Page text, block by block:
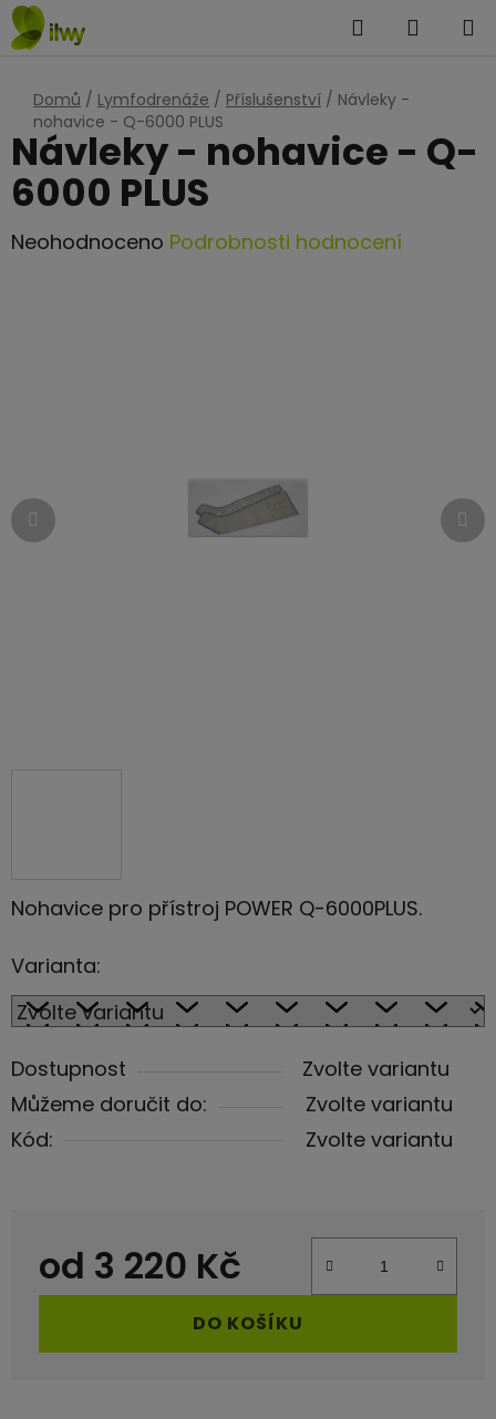
Přejít
na
Hledat
Domů / Lymfodrenáže / Příslušenství / Návleky -
nohavice - Q-6000 PLUS
Nohavice pro přístroj POWER Q-6000PLUS.
Varianta:
Dostupnost
Zvolte variantu
Můžeme doručit do:
Zvolte variantu
Kód:
Zvolte variantu
od 3 220 Kč
Měrná cena:
DO KOŠÍKU
Návleky - nohavice - Q-
6000 PLUS
Průměrné
Neohodnoceno Podrobnosti hodnocení